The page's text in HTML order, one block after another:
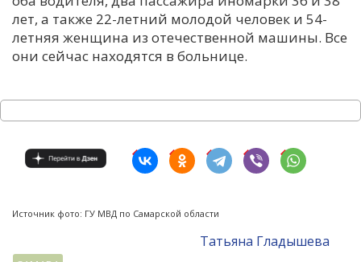
лет, а также 22-летний молодой человек и 54-
летняя женщина из отечественной машины. Все
они сейчас находятся в больнице.
Источник фото: ГУ МВД по Самарской области
Татьяна Гладышева